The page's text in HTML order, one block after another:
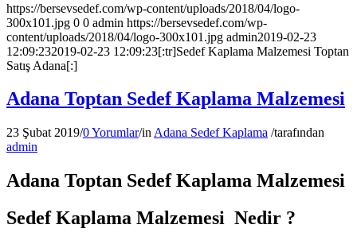
https://bersevsedef.com/wp-content/uploads/2018/04/logo-
300x101.jpg 0 0 admin https://bersevsedef.com/wp-
content/uploads/2018/04/logo-300x101.jpg admin2019-02-23
12:09:232019-02-23 12:09:23[:tr]Sedef Kaplama Malzemesi Toptan
Satış Adana[:]
Adana Toptan Sedef Kaplama Malzemesi
23 Şubat 2019/0 Yorumlar/in Adana Sedef Kaplama /tarafından
admin
Adana Toptan Sedef Kaplama Malzemesi
Sedef Kaplama Malzemesi Nedir ?